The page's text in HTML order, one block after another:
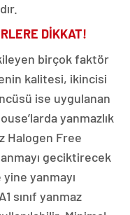
DİKKAT!
birçok faktör
kalitesi, ikincisi
ise uygulanan
yanmazlık
Halogen Free
geciktirecek
yanmayı
sınıf yanmaz